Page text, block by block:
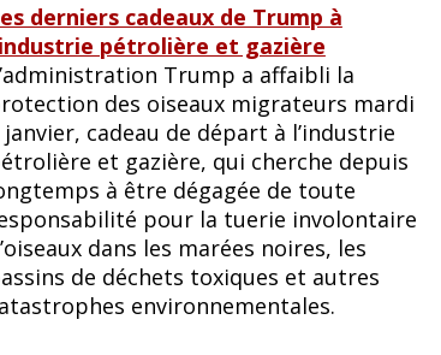
derniers cadeaux de Trump à
pétrolière et gazière
Trump a affaibli la
des oiseaux migrateurs mardi
janvier, cadeau de départ à l’industrie
et gazière, qui cherche depuis
à être dégagée de toute
pour la tuerie involontaire
dans les marées noires, les
de déchets toxiques et autres
environnementales.